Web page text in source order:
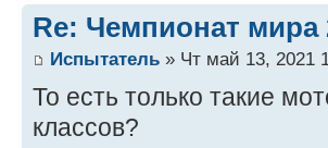
Re: Чемпионат
Испытатель » Чт май 13, 2021
То есть только такие
классов?